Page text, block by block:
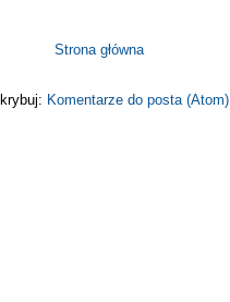
Strona główna
Komentarze do posta (Atom)